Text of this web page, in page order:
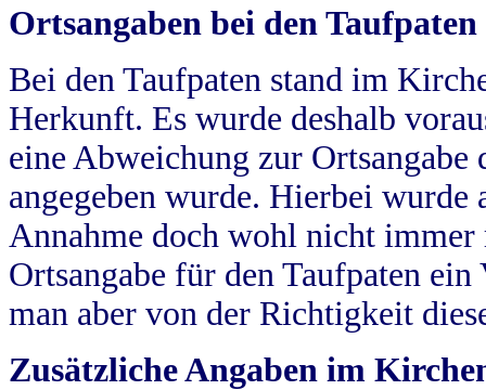
Ortsangaben bei den Taufpaten
Bei den Taufpaten stand im
Herkunft. Es wurde deshalb
eine Abweichung zur
angegeben wurde. Hierbei wurde
Annahme doch wohl nicht
Ortsangabe für den Taufpaten
man aber von der Richtigkeit
Zusätzliche Angaben im